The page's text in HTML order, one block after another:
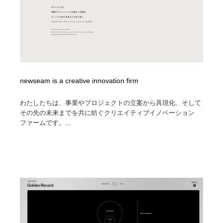
newseam is a creative innovation firm
わたしたちは、事業やプロジェクトの立案から具現化、そして
その先の未来までを共に紡ぐクリエイティブイノベーション
ファームです。...